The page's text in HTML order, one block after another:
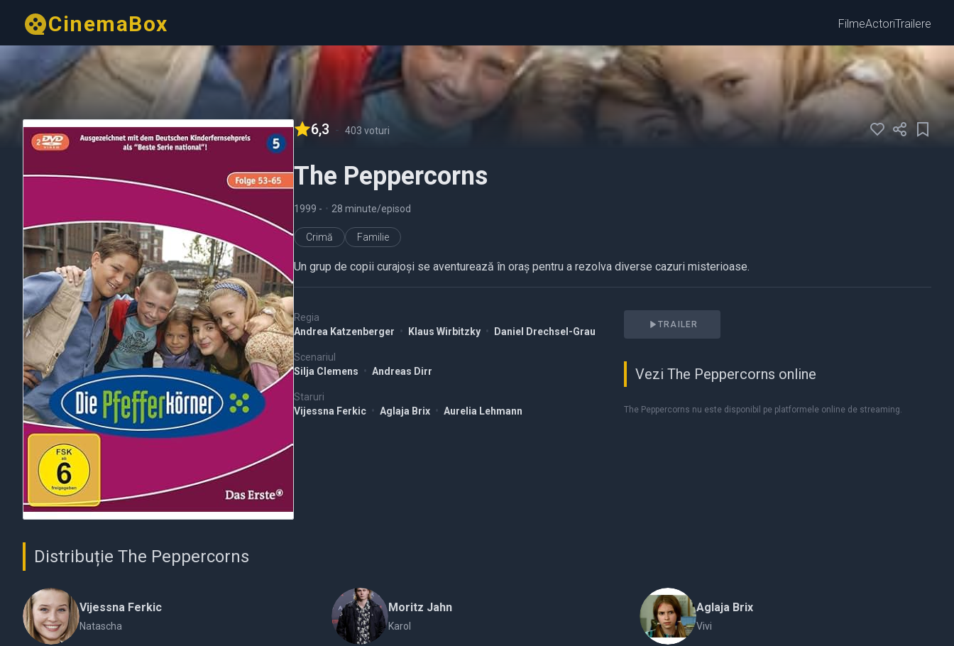
CinemaBox FilmeActoriTrailere
6,3 - 403 voturi
The Peppercorns
1999 - • 28 minute/episod
Crimă Familie
Un grup de copii curajoși se aventurează în oraș pentru a rezolva diverse cazuri misterioase.
Regia
Andrea Katzenberger • Klaus Wirbitzky • Daniel Drechsel-Grau
Scenariul
Silja Clemens • Andreas Dirr
Staruri
Vijessna Ferkic • Aglaja Brix • Aurelia Lehmann
TRAILER
Vezi The Peppercorns online
The Peppercorns nu este disponibil pe platformele online de streaming.
Distribuție The Peppercorns
Vijessna Ferkic
Natascha
Moritz Jahn
Karol
Aglaja Brix
Vivi